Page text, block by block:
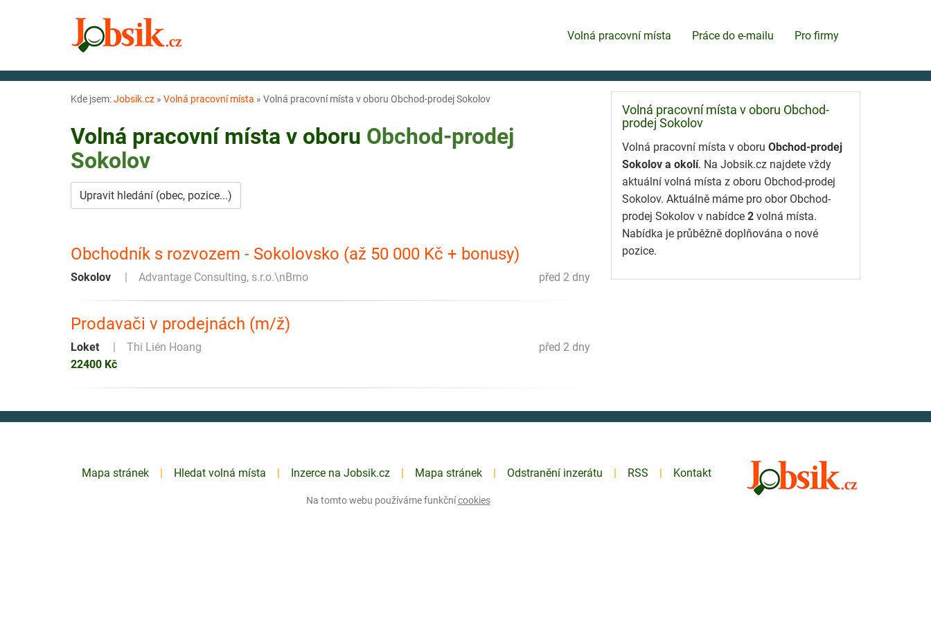
Volná pracovní místa Práce do e-mailu Pro firmy
Kde jsem:Jobsik.cz » Volná pracovní místa » Volná pracovní místa v oboru Obchod-prodej Sokolov
Volná pracovní místa v oboru Obchod-prodej
Sokolov
Upravit hledání (obec, pozice...)
Obchodník s rozvozem - Sokolovsko (až 50 000 Kč + bonusy)
před 2 dny
Sokolov Advantage Consulting, s.r.o.\nBrno
Prodavači v prodejnách (m/ž)
před 2 dny
Loket
Thi Lién Hoang
22400 Kč
Volná pracovní místa v oboru Obchod-
prodej Sokolov
Volná pracovní místa v oboru Obchod-prodej
Sokolov a okolí. Na Jobsik.cz najdete vždy
aktuální volná místa z oboru Obchod-prodej
Sokolov. Aktuálně máme pro obor Obchod-
prodej Sokolov v nabídce 2 volná místa.
Nabídka je průběžně doplňována o nové
pozice.
Mapa stránek Hledat volná místa Inzerce na Jobsik.cz Mapa stránek Odstranění inzerátu RSS Kontakt
Na tomto webu používáme funkčnícookies